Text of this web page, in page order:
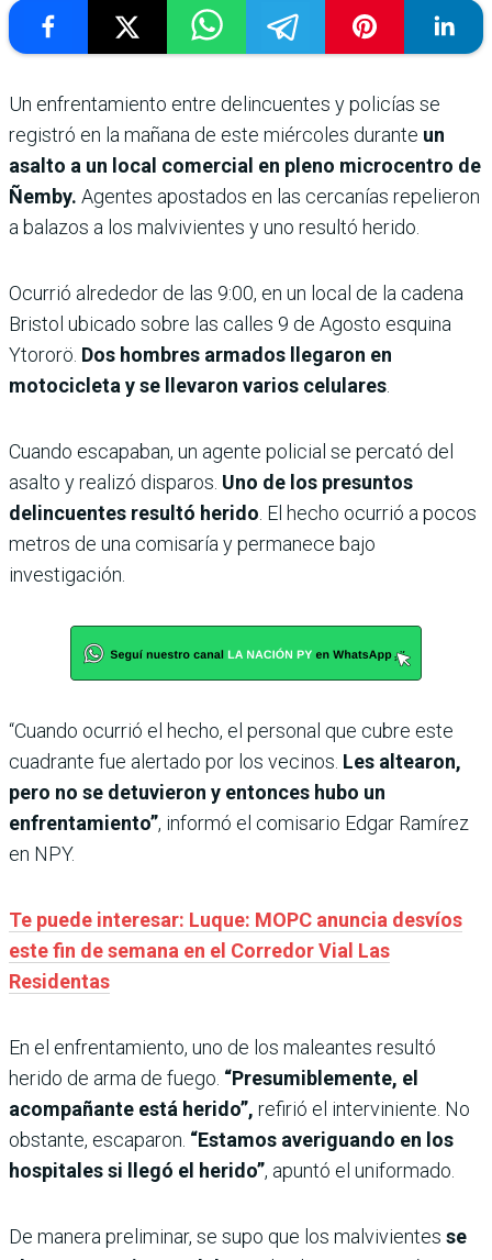
Un enfrentamiento entre delincuentes y policías se
registró en la mañana de este miércoles durante un
asalto a un local comercial en pleno microcentro de
Ñemby. Agentes apostados en las cercanías repelieron
a balazos a los malvivientes y uno resultó herido.
Ocurrió alrededor de las 9:00, en un local de la cadena
Bristol ubicado sobre las calles 9 de Agosto esquina
Ytororö. Dos hombres armados llegaron en
motocicleta y se llevaron varios celulares
Cuando escapaban, un agente policial se percató del
asalto y realizó disparos. Uno de los presuntos
delincuentes resultó herido . El hecho ocurrió a pocos
metros de una comisaría y permanece bajo
investigación.
“Cuando ocurrió el hecho, el personal que cubre este
cuadrante fue alertado por los vecinos. Les altearon,
pero no se detuvieron y entonces hubo un
enfrentamiento”, informó el comisario Edgar Ramírez
en NPY.
Te puede interesar: Luque: MOPC anuncia desvíos
este fin de semana en el Corredor Vial Las
Residentas
En el enfrentamiento, uno de los maleantes resultó
herido de arma de fuego. “Presumiblemente, el
acompañante está herido”, refirió el interviniente. No
obstante, escaparon. “Estamos averiguando en los
hospitales si llegó el herido”, apuntó el uniformado.
De manera preliminar, se supo que los malvivientes se